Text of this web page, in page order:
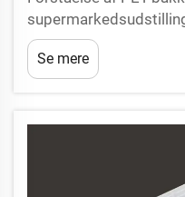
standard i
mad og tilbyder en
gennemsigtighed,
fremvisning af et bredt
Se mere